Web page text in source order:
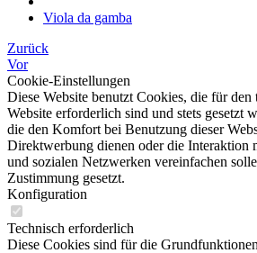
Viola da gamba
Zurück
Vor
Cookie-Einstellungen
Diese Website benutzt Cookies, die für den
Website erforderlich sind und stets gesetzt
die den Komfort bei Benutzung dieser
Direktwerbung dienen oder die Interaktion
und sozialen Netzwerken vereinfachen
Zustimmung gesetzt.
Konfiguration
Technisch erforderlich
Diese Cookies sind für die